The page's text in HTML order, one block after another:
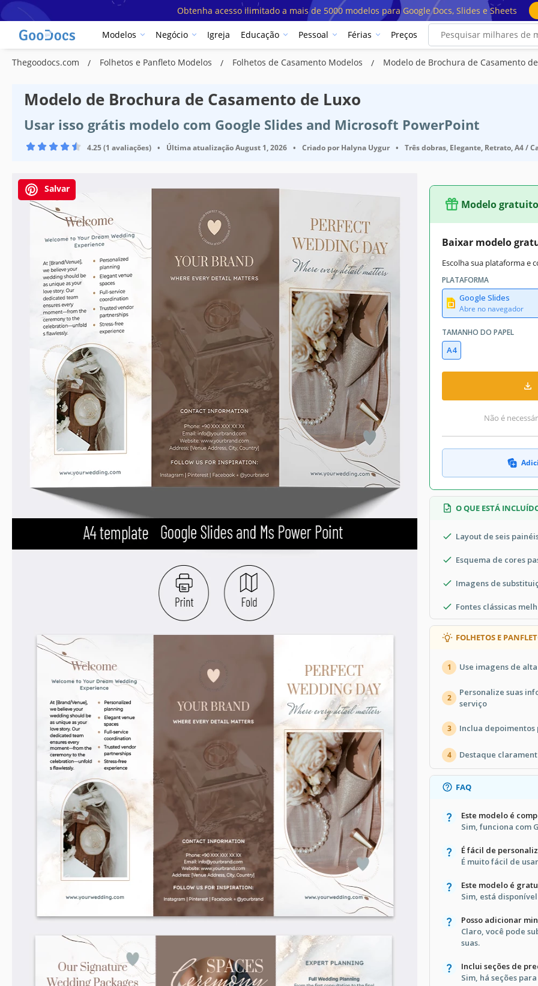
Obtenha acesso ilimitado a mais de 5000 modelos para Google Docs, Slides e Sheets
Modelos Negócio Igreja Educação Pessoal Férias Preços
Thegoodocs.com Folhetos e Panfleto Modelos Folhetos de Casamento Modelos Modelo de Brochura de Casamento
Modelo de Brochura de Casamento de Luxo
Usar isso grátis modelo com Google Slides and Microsoft PowerPoint
4.25 (1 avaliações) • Última atualizaçãoAugust 1, 2026 • Criado por Halyna Uygur • Três dobras, Elegante, Retrato, A4 /
Salvar
Modelo gratuito
Baixar modelo
Escolha sua plataforma e
PLATAFORMA
Google Slides
Abre no navegador
TAMANHO DO PAPEL
A4
Não é
O QUE ESTÁ
Layout de seis
Esquema de cores
Imagens de
Fontes clássicas
FOLHETOS E
1 Use imagens de
2
Personalize suas
serviço
3 Inclua depoimentos
4 Destaque
FAQ
Este modelo é
Sim, funciona com
É fácil de
É muito fácil de
Este modelo é
Sim, está
Posso adicionar
Claro, você pode
suas.
Inclui seções de
Sim, há seções